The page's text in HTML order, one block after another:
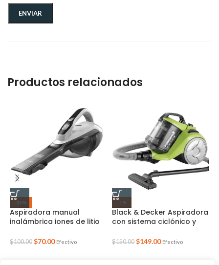
Productos relacionados
-30%
Aspiradora manual
inalámbrica iones de litio
$100.00 $70.00 Efectivo
-1%
Black & Decker Aspiradora
con sistema ciclónico y
$150.00 $149.00 Efectivo